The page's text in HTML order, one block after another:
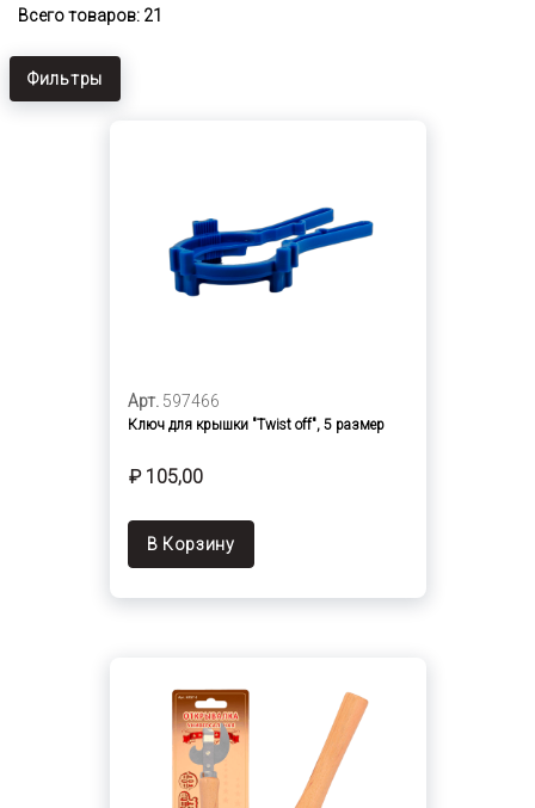
Всего товаров: 21
Фильтры
Арт. 597466
Ключ для крышки "Twist off", 5 размер
₽ 105,00
В Корзину